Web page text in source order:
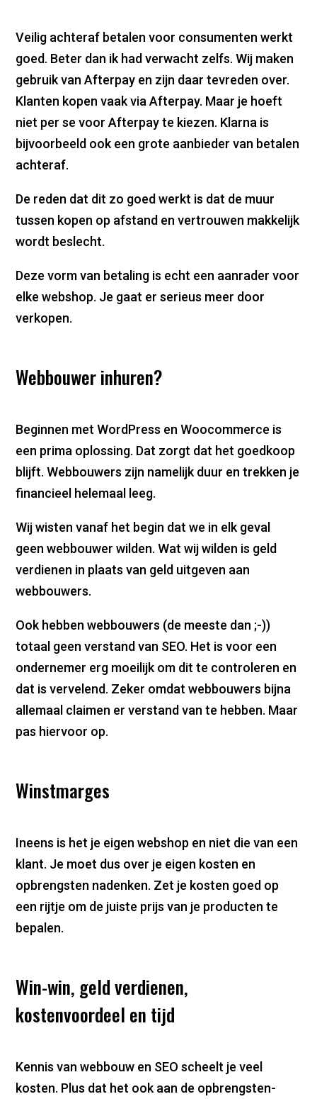
Veilig achteraf betalen voor consumenten werkt
goed. Beter dan ik had verwacht zelfs. Wij maken
gebruik van Afterpay en zijn daar tevreden over.
Klanten kopen vaak via Afterpay. Maar je hoeft
niet per se voor Afterpay te kiezen. Klarna is
bijvoorbeeld ook een grote aanbieder van betalen
achteraf.
De reden dat dit zo goed werkt is dat de muur
tussen kopen op afstand en vertrouwen makkelijk
wordt beslecht.
Deze vorm van betaling is echt een aanrader voor
elke webshop. Je gaat er serieus meer door
verkopen.
Webbouwer inhuren?
Beginnen met WordPress en Woocommerce is
een prima oplossing. Dat zorgt dat het goedkoop
blijft. Webbouwers zijn namelijk duur en trekken je
financieel helemaal leeg.
Wij wisten vanaf het begin dat we in elk geval
geen webbouwer wilden. Wat wij wilden is geld
verdienen in plaats van geld uitgeven aan
webbouwers.
Ook hebben webbouwers (de meeste dan ;-))
totaal geen verstand van SEO. Het is voor een
ondernemer erg moeilijk om dit te controleren en
dat is vervelend. Zeker omdat webbouwers bijna
allemaal claimen er verstand van te hebben. Maar
pas hiervoor op.
Winstmarges
Ineens is het je eigen webshop en niet die van een
klant. Je moet dus over je eigen kosten en
opbrengsten nadenken. Zet je kosten goed op
een rijtje om de juiste prijs van je producten te
bepalen.
Win-win, geld verdienen,
kostenvoordeel en tijd
Kennis van webbouw en SEO scheelt je veel
kosten. Plus dat het ook aan de opbrengsten-